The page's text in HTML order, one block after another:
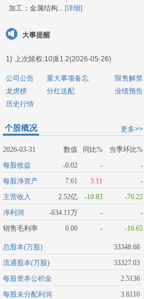
加工；金属结构... [详细]
大事提醒
1) 上次除权:10派1.2(2026-05-26)
公司公告 重大事项备忘
限售解禁
龙虎榜
分红送配
业绩预告
历史行情
更多>>
个股概况
2026-03-31 数值 同比%
当季环比%
每股收益
-0.02 -
-
每股净资产
7.61 3.11
-
主营收入
2.52亿 -10.83
-76.22
净利润
-634.11万 -
-
销售毛利率
0.00 - -16.65
总股本(万股)
33348.68
流通股本(万股)
33327.03
每股资本公积金
2.5136
每股未分配利润
3.6110